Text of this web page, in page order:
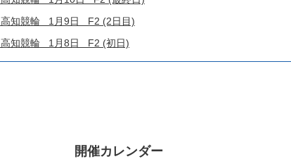
高知競輪 1月9日 F2 (2日目)
高知競輪 1月8日 F2 (初日)
開催カレンダー